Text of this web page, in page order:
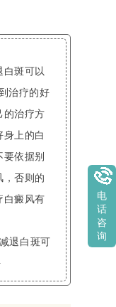
斑可以
治疗的好
的治疗方
上的白
要依据别
，否则的
白癜风有
电
话
咨
询